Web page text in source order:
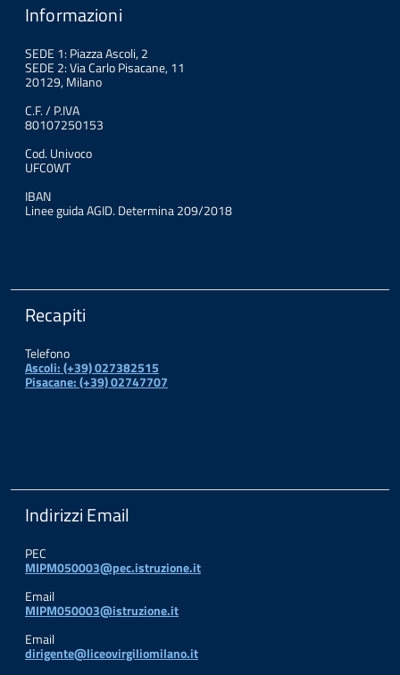
Informazioni
SEDE 1: Piazza Ascoli, 2
SEDE 2: Via Carlo Pisacane, 11
20129, Milano
C.F. / P.IVA
80107250153
Cod. Univoco
UFC0WT
IBAN
Linee guida AGID. Determina 209/2018
Recapiti
Telefono
Ascoli: (+39) 027382515
Pisacane: (+39) 02747707
Indirizzi Email
PEC
MIPM050003@pec.istruzione.it
Email
MIPM050003@istruzione.it
Email
dirigente@liceovirgiliomilano.it